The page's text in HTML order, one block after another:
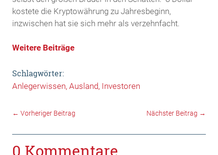
kostete die Kryptowährung zu Jahresbeginn,
inzwischen hat sie sich mehr als verzehnfacht.
Weitere Beiträge
Schlagwörter:
Anlegerwissen Ausland Investoren
← Vorheriger Beitrag Nächster Beitrag →
0 Kommentare